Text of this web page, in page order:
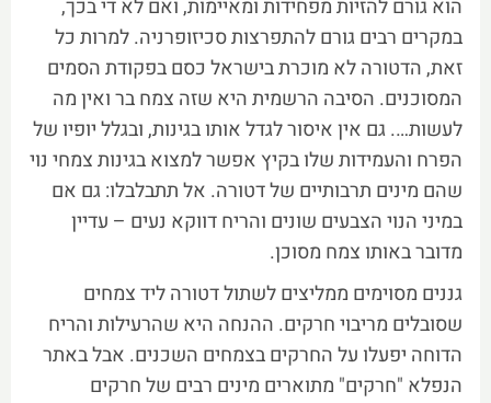
הוא גורם להזיות מפחידות ומאיימות, ואם לא די בכך,
במקרים רבים גורם להתפרצות סכיזופרניה. למרות כל
זאת, הדטורה לא מוכרת בישראל כסם בפקודת הסמים
המסוכנים. הסיבה הרשמית היא שזה צמח בר ואין מה
לעשות…. גם אין איסור לגדל אותו בגינות, ובגלל יופיו של
הפרח והעמידות שלו בקיץ אפשר למצוא בגינות צמחי נוי
שהם מינים תרבותיים של דטורה. אל תתבלבלו: גם אם
במיני הנוי הצבעים שונים והריח דווקא נעים – עדיין
מדובר באותו צמח מסוכן.
גננים מסוימים ממליצים לשתול דטורה ליד צמחים
שסובלים מריבוי חרקים. ההנחה היא שהרעילות והריח
הדוחה יפעלו על החרקים בצמחים השכנים. אבל באתר
הנפלא "חרקים" מתוארים מינים רבים של חרקים